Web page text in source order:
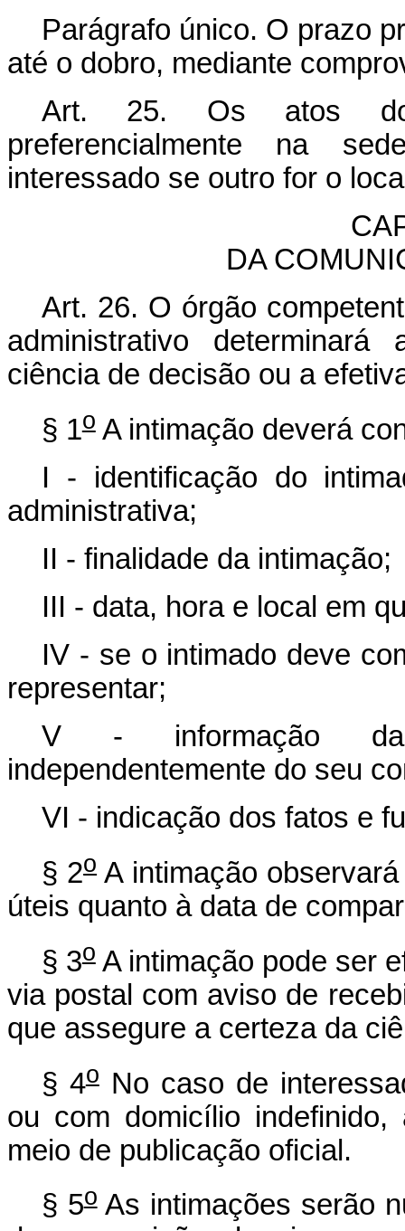
Parágrafo único. O prazo
até o dobro, mediante
Art. 25. Os atos do
preferencialmente na
interessado se outro for o
DA
Art. 26. O órgão
administrativo
ciência de decisão ou a
§ 1oA intimação deverá
I - identificação do
administrativa;
II - finalidade da intimação;
III - data, hora e local em
IV - se o intimado deve
representar;
V - informação da
independentemente do seu
VI - indicação dos fatos e
§ 2oA intimação
úteis quanto à data de
§ 3oA intimação pode ser
via postal com aviso de
que assegure a certeza da
§ 4oNo caso de
ou com domicílio
meio de publicação oficial.
§ 5oAs intimações serão